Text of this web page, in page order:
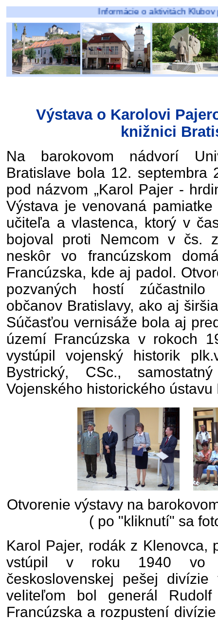
Informácie o aktivitách Klubov
Výstava o Karolovi
knižnici
Na barokovom nádvorí
Bratislave bola 12. septembra
pod názvom „Karol Pajer -
Výstava je venovaná
učiteľa a vlastenca, ktorý v
bojoval proti Nemcom v čs.
neskôr vo francúzskom
Francúzska, kde aj padol.
pozvaných hostí
občanov Bratislavy, ako aj
Súčasťou vernisáže bola aj
území Francúzska v rokoch
vystúpil vojenský historik
Bystrický, CSc.,
Vojenského historického ústavu
Otvorenie výstavy na
( po "kliknutí" sa
Karol Pajer, rodák z Klenovca,
vstúpil v roku 1940 vo
československej pešej
veliteľom bol generál
Francúzska a rozpustení